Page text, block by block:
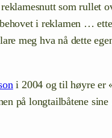
som rullet
i reklamen …
meg hva nå dette
i 2004 og til høyre er
på longtailbåtene